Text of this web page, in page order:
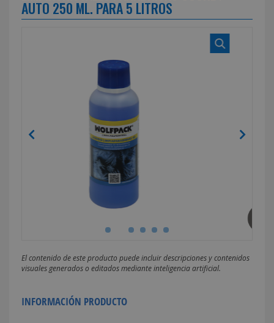
AUTO 250 ML. PARA 5 LITROS
El contenido de este producto puede incluir descripciones y contenidos
visuales generados o editados mediante inteligencia artificial.
INFORMACIÓN PRODUCTO